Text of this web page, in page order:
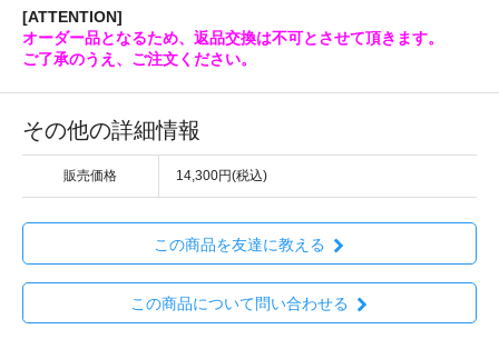
[ATTENTION]
オーダー品となるため、返品交換は不可とさせて頂きます。
ご了承のうえ、ご注文ください。
その他の詳細情報
販売価格 14,300円(税込)
この商品を友達に教える
この商品について問い合わせる